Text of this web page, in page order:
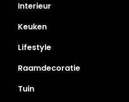
Interieur
Keuken
Lifestyle
Raamdecoratie
Tuin